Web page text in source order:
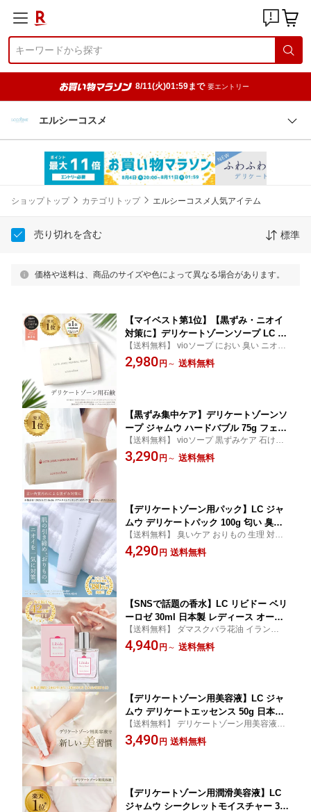
8/11(火)01:59まで 要エントリー
エルシーコスメ
ショップトップ カテゴリトップ エルシーコスメ人気アイテム
売り切れを含む 標準
価格や送料は、商品のサイズや色によって異なる場合があります。
【マイベスト第1位】【黒ずみ・ニオイ
対策に】デリケートゾーンソープ LC ジ
ャムウ石鹸 ハーバルソープ 68g フェム
ケア VIO デリケートゾーン 石鹸 臭い
【送料無料】 vioソープ におい 臭い ニオイ
臭いケア 黒ずみケア 石けん 国内メーカー
【シリーズ累計販売380万個突破】
2,980 円 ～ 送料無料
【黒ずみ集中ケア】デリケートゾーンソ
ープ ジャムウ ハードバブル 75g フェム
ケア ジャムウ石鹸 ボディ石鹸 デリケー
トゾーン 黒ずみ バストトップ ワキ ひ
【送料無料】 vioソープ 黒ずみケア 石けん
せっけん ボディソープ ジャムウソープ
3,290 円 ～ 送料無料
【デリケートゾーン用パック】LC ジャ
ムウ デリケートパック 100g 匂い 臭い
保湿 おりもの 生理 ケア 対策 洗浄 ジェ
ル パック 臭いの元 引き締め ハリ 引き
【送料無料】 臭いケア おりもの 生理 対策
臭いの元 引き締め ハリ におい ニオイ ハー
ブ ツボクサエキス lcコスメ
4,290 円 送料無料
【SNSで話題の香水】LC リビドー ベリ
ーロゼ 30ml 日本製 レディース オード
パルファム ベリー ムスク ジャスミン
ダマスクバラ 石鹸 シャボン 香り フロ
【送料無料】 ダマスクバラ花油 イランイラ
ン花油 ジャスミン油 ダマスクローズ ロー
ズ 薔薇 石けん 香水 リビドーロゼ
4,940 円 ～ 送料無料
【デリケートゾーン用美容液】LC ジャ
ムウ デリケートエッセンス 50g 日本製
保湿 美容ジェル 保湿美容液 潤い うる
おい ハリ 乾燥 スキンケア 肌にハリ
【送料無料】 デリケートゾーン用美容液 デ
リケートゾーンも歳を取る lcコスメ
3,490 円 送料無料
【デリケートゾーン用潤滑美容液】LC
ジャムウ シークレットモイスチャー 30